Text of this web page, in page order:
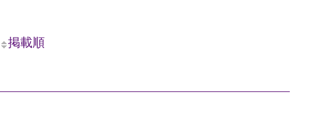
掲載順